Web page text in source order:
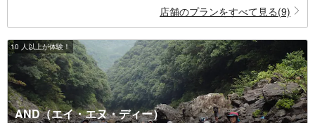
店舗のプランをすべて見る(9)
10 人以上が体験！
AND（エイ・エヌ・ディー）